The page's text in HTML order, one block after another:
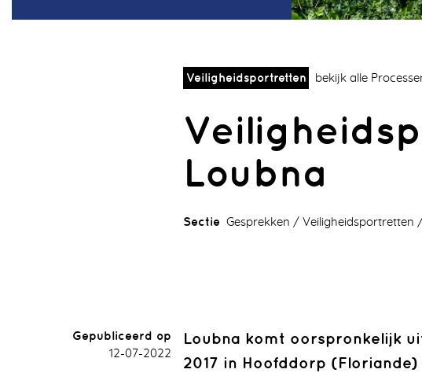
Veiligheidsportretten bekijk alle
Loubna
Sectie Gesprekken Veiligheidsportretten
Gepubliceerd op
12-07-2022
Loubna komt oorspronkelijk
2017 in Hoofddorp